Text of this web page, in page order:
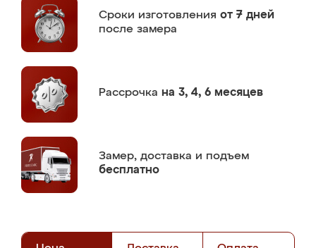
Сроки изготовления от 7 дней
после замера
Рассрочка на 3, 4, 6 месяцев
Замер, доставка и подъем
бесплатно